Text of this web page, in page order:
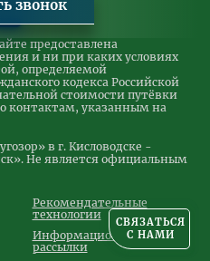
предоставлена
и ни при каких условиях
определяемой
кодекса Российской
стоимости путёвки
контактам, указанным на
в г. Кисловодске -
Не является официальным
Рекомендательные
технологии
Информационные
рассылки
звонок
СВЯЗАТЬСЯ
С НАМИ